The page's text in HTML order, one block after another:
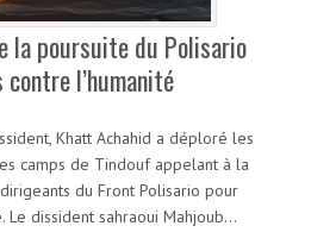
la poursuite du Polisario
l’humanité
Khatt Achahid a déploré les
camps de Tindouf appelant à la
du Front Polisario pour
Le dissident sahraoui Mahjoub…